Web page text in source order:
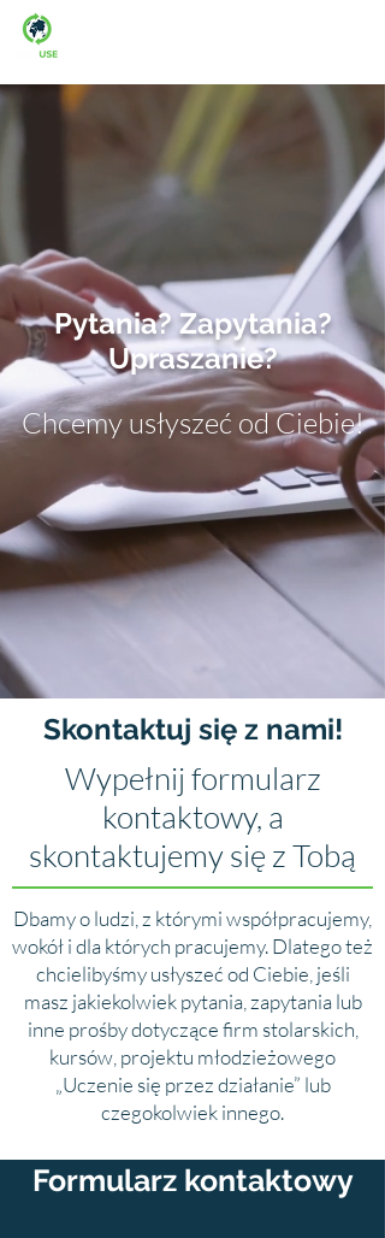
Pytania? Zapytania?
Upraszanie?
Chcemy usłyszeć od Ciebie!
Skontaktuj się z nami!
Wypełnij formularz
kontaktowy, a
skontaktujemy się z Tobą
Dbamy o ludzi, z którymi współpracujemy,
wokół i dla których pracujemy. Dlatego też
chcielibyśmy usłyszeć od Ciebie, jeśli
masz jakiekolwiek pytania, zapytania lub
inne prośby dotyczące firm stolarskich,
kursów, projektu młodzieżowego
„Uczenie się przez działanie” lub
czegokolwiek innego.
Formularz kontaktowy